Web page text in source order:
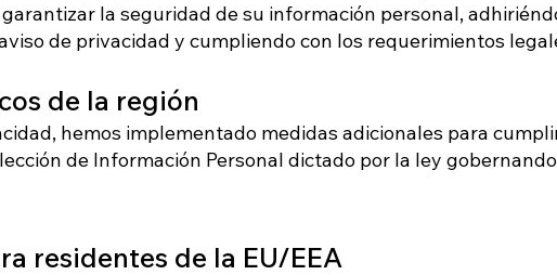
la seguridad de su información personal,
de privacidad y cumpliendo con los requerimientos
de la región
hemos implementado medidas adicionales para
de Información Personal dictado por la ley
residentes de la EU/EEA